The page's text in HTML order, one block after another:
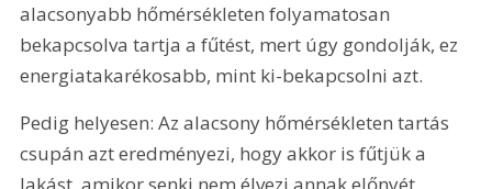
alacsonyabb hőmérsékleten folyamatosan
bekapcsolva tartja a fűtést, mert úgy gondolják, ez
energiatakarékosabb, mint ki-bekapcsolni azt.
Pedig helyesen: Az alacsony hőmérsékleten tartás
csupán azt eredményezi, hogy akkor is fűtjük a